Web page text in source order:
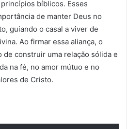
bíblicos. Esses
de manter Deus no
guiando o casal a viver de
Ao firmar essa aliança, o
de construir uma relação sólida e
na fé, no amor mútuo e no
de Cristo.